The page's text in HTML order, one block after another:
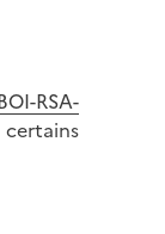
RSA-